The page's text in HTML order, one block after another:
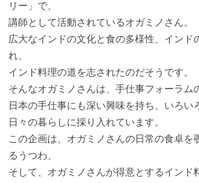
リー」で、
講師として活動されているオガミノさん。
広大なインドの文化と食の多様性、インド
れ、
インド料理の道を志されたのだそうです。
そんなオガミノさんは、手仕事フォーラム
日本の手仕事にも深い興味を持ち、いろい
日々の暮らしに採り入れています。
この企画は、オガミノさんの日常の食卓を
るうつわ、
そして、オガミノさんが得意とするインド